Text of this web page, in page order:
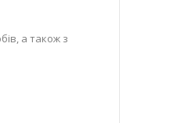
а також з